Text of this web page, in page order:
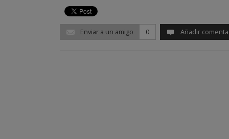
Enviar a un amigo 0 Añadir